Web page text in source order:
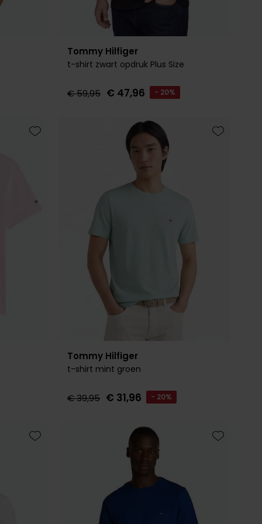
Tommy Hilfiger
t-shirt zwart opdruk Plus Size
€ 59,95 € 47,96 - 20%
Toevoegen aan favorieten
Tommy Hilfiger
t-shirt mint groen
€ 39,95 € 31,96 - 20%
Toevoegen aan favorieten